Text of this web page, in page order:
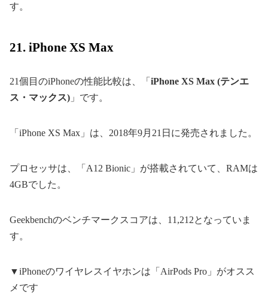
す。
21. iPhone XS Max
21個目のiPhoneの性能比較は、「 iPhone XS Max (テンエ
ス・マックス) 」です。
「iPhone XS Max」は、2018年9月21日に発売されました。
プロセッサは、「A12 Bionic」が搭載されていて、RAMは
4GBでした。
Geekbenchのベンチマークスコアは、11,212となっていま
す。
▼iPhoneのワイヤレスイヤホンは「AirPods Pro」がオスス
メです